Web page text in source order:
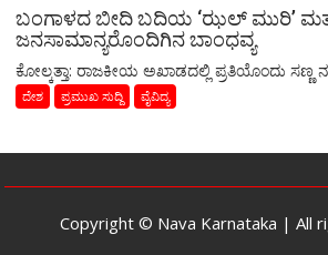
ಬಂಗಾಳದ ಬೀದಿ ಬದಿಯ ‘ಝಲ್ ಮುರಿ’
ಜನಸಾಮಾನ್ಯರೊಂದಿಗಿನ ಬಾಂಧವ್ಯ
​ಕೋಲ್ಕತ್ತಾ: ರಾಜಕೀಯ ಅಖಾಡದಲ್ಲಿ ಪ್ರತಿಯೊಂದು
ದೇಶ ಪ್ರಮುಖ ಸುದ್ದಿ ವೈವಿದ್ಯ
Copyright © Nava Karnataka | All